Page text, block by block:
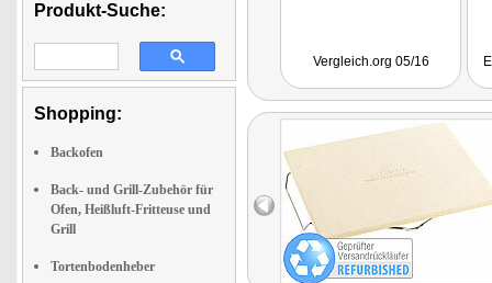
Produkt-Suche:
Shopping:
Backofen
Back- und Grill-Zubehör für
Ofen, Heißluft-Fritteuse und
Grill
Tortenbodenheber
Vergleich.org 05/16